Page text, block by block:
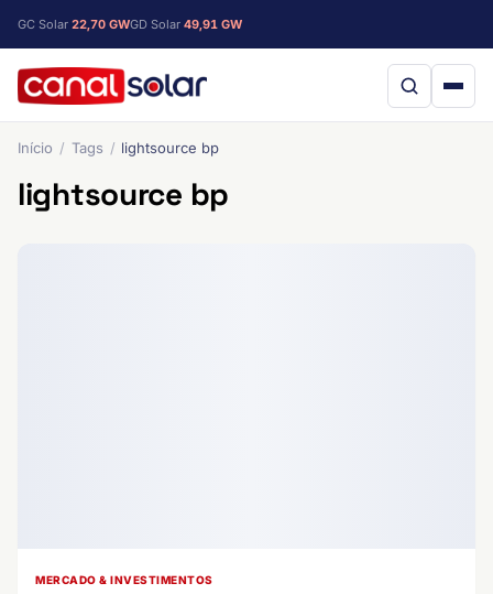
GC Solar 22,70 GWGD Solar 49,91 GW
Início Tags lightsource bp
lightsource bp
MERCADO & INVESTIMENTOS